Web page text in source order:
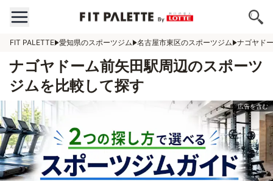
FIT PALETTE 愛知県のスポーツジム 名古屋市東区のスポーツジム ナゴヤド
ナゴヤドーム前矢田駅周辺のスポーツ
ジムを比較して探す